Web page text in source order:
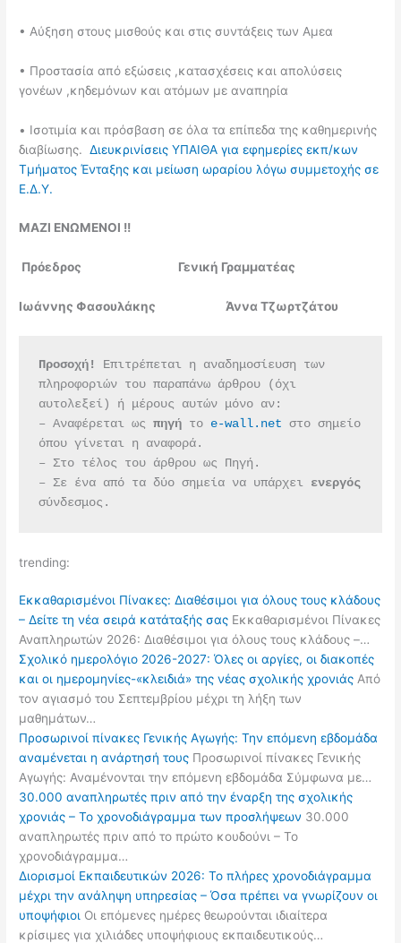
• Αύξηση στους μισθούς και στις συντάξεις των Αμεα
• Προστασία από εξώσεις ,κατασχέσεις και απολύσεις
γονέων ,κηδεμόνων και ατόμων με αναπηρία
• Ισοτιμία και πρόσβαση σε όλα τα επίπεδα της καθημερινής
διαβίωσης.Διευκρινίσεις ΥΠΑΙΘΑ για εφημερίες εκπ/κων
Τμήματος Ένταξης και μείωση ωραρίου λόγω συμμετοχής σε
Ε.Δ.Υ.
ΜΑΖΙ ΕΝΩΜΕΝΟΙ !!
Πρόεδρος Γενική Γραμματέας
Ιωάννης Φασουλάκης Άννα Τζωρτζάτου
Προσοχή!
Επιτρέπεται η αναδημοσίευση των
πληροφοριών του παραπάνω άρθρου (όχι
αυτολεξεί) ή μέρους αυτών μόνο αν:
– Αναφέρεται ως πηγή το e-wall.net στο σημείο
όπου γίνεται η αναφορά.
– Στο τέλος του άρθρου ως Πηγή.
– Σε ένα από τα δύο σημεία να υπάρχει
σύνδεσμος.
trending:
Εκκαθαρισμένοι Πίνακες: Διαθέσιμοι για όλους τους κλάδους
– Δείτε τη νέα σειρά κατάταξής σας Εκκαθαρισμένοι Πίνακες
Αναπληρωτών 2026: Διαθέσιμοι για όλους τους κλάδους –…
Σχολικό ημερολόγιο 2026-2027: Όλες οι αργίες, οι διακοπές
και οι ημερομηνίες-«κλειδιά» της νέας σχολικής χρονιάς Από
τον αγιασμό του Σεπτεμβρίου μέχρι τη λήξη των
μαθημάτων…
Προσωρινοί πίνακες Γενικής Αγωγής: Την επόμενη εβδομάδα
αναμένεται η ανάρτησή τους Προσωρινοί πίνακες Γενικής
Αγωγής: Αναμένονται την επόμενη εβδομάδα Σύμφωνα με…
30.000 αναπληρωτές πριν από την έναρξη της σχολικής
χρονιάς – Το χρονοδιάγραμμα των προσλήψεων 30.000
αναπληρωτές πριν από το πρώτο κουδούνι – Το
χρονοδιάγραμμα…
Διορισμοί Εκπαιδευτικών 2026: Το πλήρες χρονοδιάγραμμα
μέχρι την ανάληψη υπηρεσίας – Όσα πρέπει να γνωρίζουν οι
υποψήφιοι Οι επόμενες ημέρες θεωρούνται ιδιαίτερα
κρίσιμες για χιλιάδες υποψήφιους εκπαιδευτικούς…